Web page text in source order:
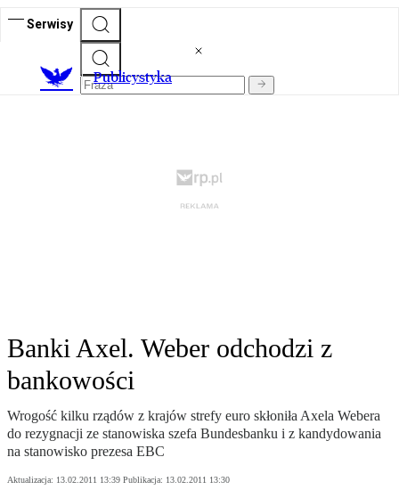
Serwisy
Publicystyka
Banki Axel. Weber odchodzi z
bankowości
Wrogość kilku rządów z krajów strefy euro skłoniła Axela Webera
do rezygnacji ze stanowiska szefa Bundesbanku i z kandydowania
na stanowisko prezesa EBC
Aktualizacja: 13.02.2011 13:39 Publikacja: 13.02.2011 13:30